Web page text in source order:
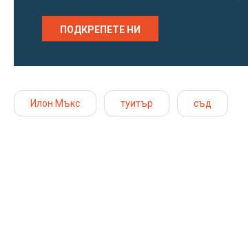
ПОДКРЕПЕТЕ НИ
Илон Мъкс туитър съд